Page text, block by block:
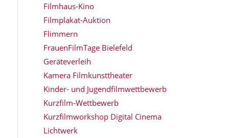
Filmhaus-Kino
Filmplakat-Auktion
Flimmern
FrauenFilmTage Bielefeld
Geräteverleih
Kamera Filmkunsttheater
Kinder- und Jugendfilmwettbewerb
Kurzfilm-Wettbewerb
Kurzfilmworkshop Digital Cinema
Lichtwerk